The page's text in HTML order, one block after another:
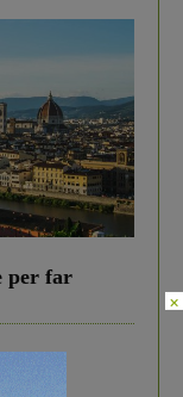
per far
×